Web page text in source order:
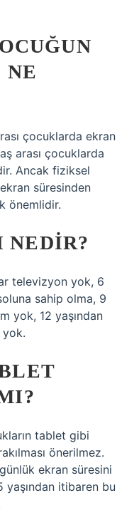
NE
çocuklarda ekran
arası çocuklarda
Ancak fiziksel
süresinden
önemlidir.
NEDIR?
televizyon yok, 6
sahip olma, 9
yok, 12 yaşından
yok.
tablet gibi
önerilmez.
ekran süresini
yaşından itibaren bu